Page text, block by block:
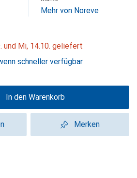
Mehr von Noreve
und Mi, 14.10. geliefert
schneller verfügbar
In den Warenkorb
Merken